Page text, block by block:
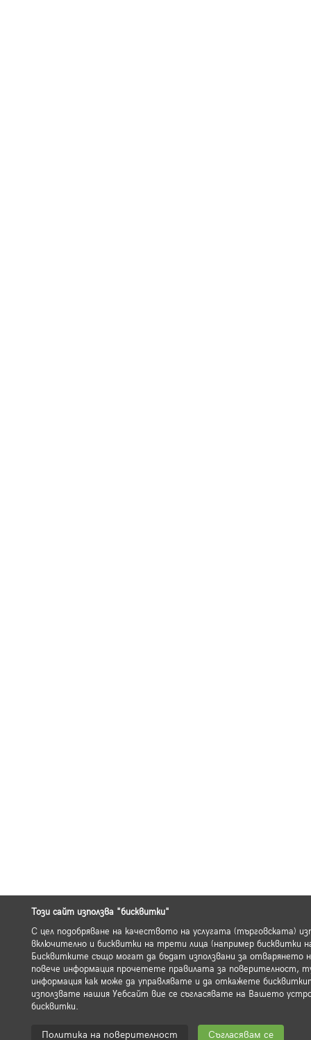
Този сайт използва "бисквитки"
С цел подобряване на качеството на услугата (търговската)
включително и бисквитки на трети лица (например бисквитки
Бисквитките също могат да бъдат използвани за отварянето
повече информация прочетете правилата за поверителност,
информация как може да управлявате и да откажете
използвате нашия Уебсайт вие се съгласявате на Вашето
бисквитки.
Политика на поверителност Съгласявам се